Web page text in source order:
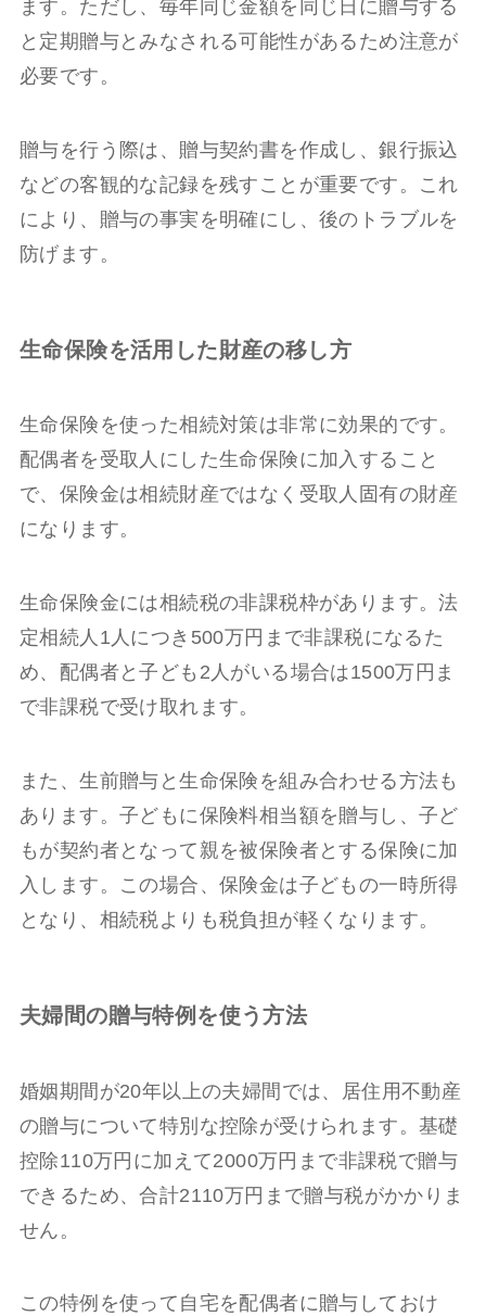
ます。ただし、毎年同じ金額を同じ日に贈与する
と定期贈与とみなされる可能性があるため注意が
必要です。
贈与を行う際は、贈与契約書を作成し、銀行振込
などの客観的な記録を残すことが重要です。これ
により、贈与の事実を明確にし、後のトラブルを
防げます。
生命保険を活用した財産の移し方
生命保険を使った相続対策は非常に効果的です。
配偶者を受取人にした生命保険に加入すること
で、保険金は相続財産ではなく受取人固有の財産
になります。
生命保険金には相続税の非課税枠があります。法
定相続人1人につき500万円まで非課税になるた
め、配偶者と子ども2人がいる場合は1500万円ま
で非課税で受け取れます。
また、生前贈与と生命保険を組み合わせる方法も
あります。子どもに保険料相当額を贈与し、子ど
もが契約者となって親を被保険者とする保険に加
入します。この場合、保険金は子どもの一時所得
となり、相続税よりも税負担が軽くなります。
夫婦間の贈与特例を使う方法
婚姻期間が20年以上の夫婦間では、居住用不動産
の贈与について特別な控除が受けられます。基礎
控除110万円に加えて2000万円まで非課税で贈与
できるため、合計2110万円まで贈与税がかかりま
せん。
この特例を使って自宅を配偶者に贈与しておけ